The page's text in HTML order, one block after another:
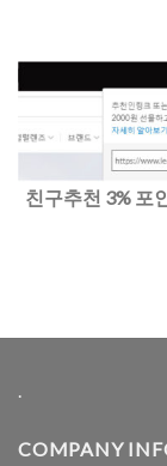
친구추천 3% 포
.
COMPANY